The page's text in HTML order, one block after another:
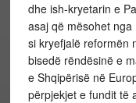
dhe ish-kryetarin e
asaj që mësohet
si kryefjalë reformën
bisedë rëndësinë e
e Shqipërisë në
përpjekjet e fundit të